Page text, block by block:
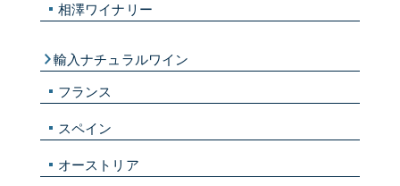
相澤ワイナリー
輸入ナチュラルワイン
フランス
スペイン
オーストリア